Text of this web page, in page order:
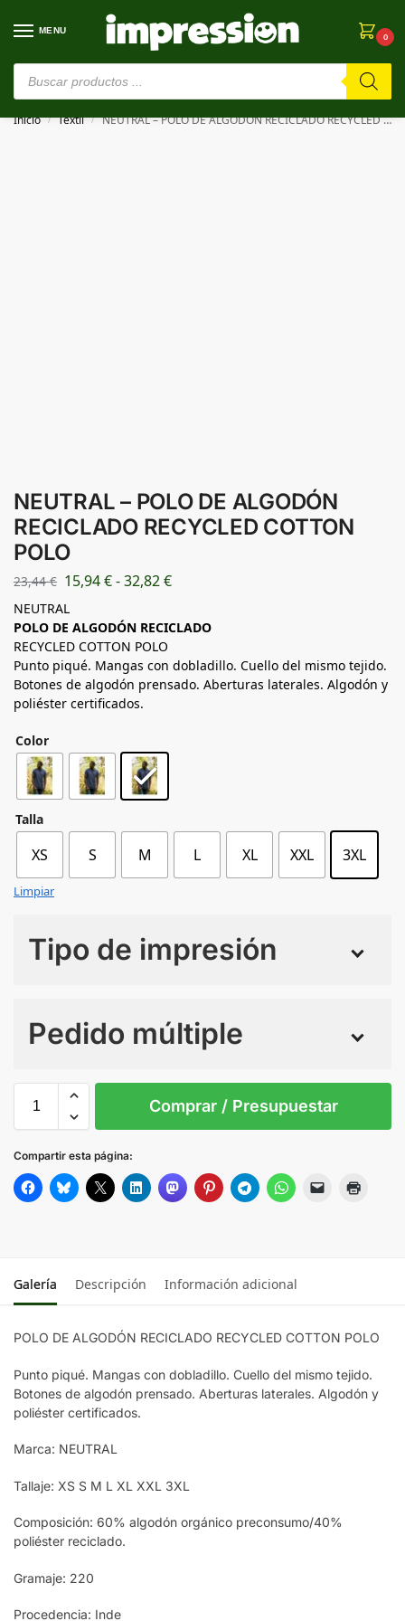
MENU
0
⚠️ Estamos en pruebas. Si algo falla, ¡Perdón!⚠️
Inicio / Textil / NEUTRAL – POLO DE ALGODÓN RECICLADO RECYCLED COTTON POLO
NEUTRAL – POLO DE ALGODÓN
RECICLADO RECYCLED COTTON
POLO
23,44€ 15,94€-32,82€
NEUTRAL
POLO DE ALGODÓN RECICLADO
RECYCLED COTTON POLO
Punto piqué. Mangas con dobladillo. Cuello del mismo tejido.
Botones de algodón prensado. Aberturas laterales. Algodón y
poliéster certificados.
Color
Talla
XS S M L XL XXL 3XL
Limpiar
Tipo de impresión
Pedido múltiple
M
NAVY
BLACK
MELANGE
Comprar / Presupuestar
Compartir esta página:
Galería Descripción Información adicional
POLO DE ALGODÓN RECICLADO RECYCLED COTTON POLO
Punto piqué. Mangas con dobladillo. Cuello del mismo tejido.
Botones de algodón prensado. Aberturas laterales. Algodón y
poliéster certificados.
Marca: NEUTRAL
Tallaje: XS S M L XL XXL 3XL
Composición: 60% algodón orgánico preconsumo/40%
poliéster reciclado.
Gramaje: 220
Procedencia: Inde